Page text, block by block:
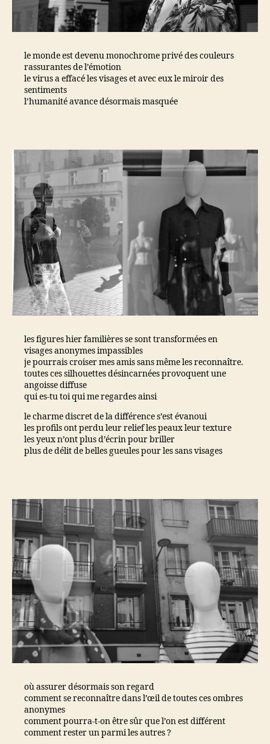
le monde est devenu monochrome privé des couleurs
rassurantes de l’émotion
le virus a effacé les visages et avec eux le miroir des
sentiments
l’humanité avance désormais masquée
les figures hier familières se sont transformées en
visages anonymes impassibles
je pourrais croiser mes amis sans même les reconnaître.
toutes ces silhouettes désincarnées provoquent une
angoisse diffuse
qui es-tu toi qui me regardes ainsi
le charme discret de la différence s’est évanoui
les profils ont perdu leur relief les peaux leur texture
les yeux n’ont plus d’écrin pour briller
plus de délit de belles gueules pour les sans visages
où assurer désormais son regard
comment se reconnaître dans l’œil de toutes ces ombres
anonymes
comment pourra-t-on être sûr que l’on est différent
comment rester un parmi les autres ?